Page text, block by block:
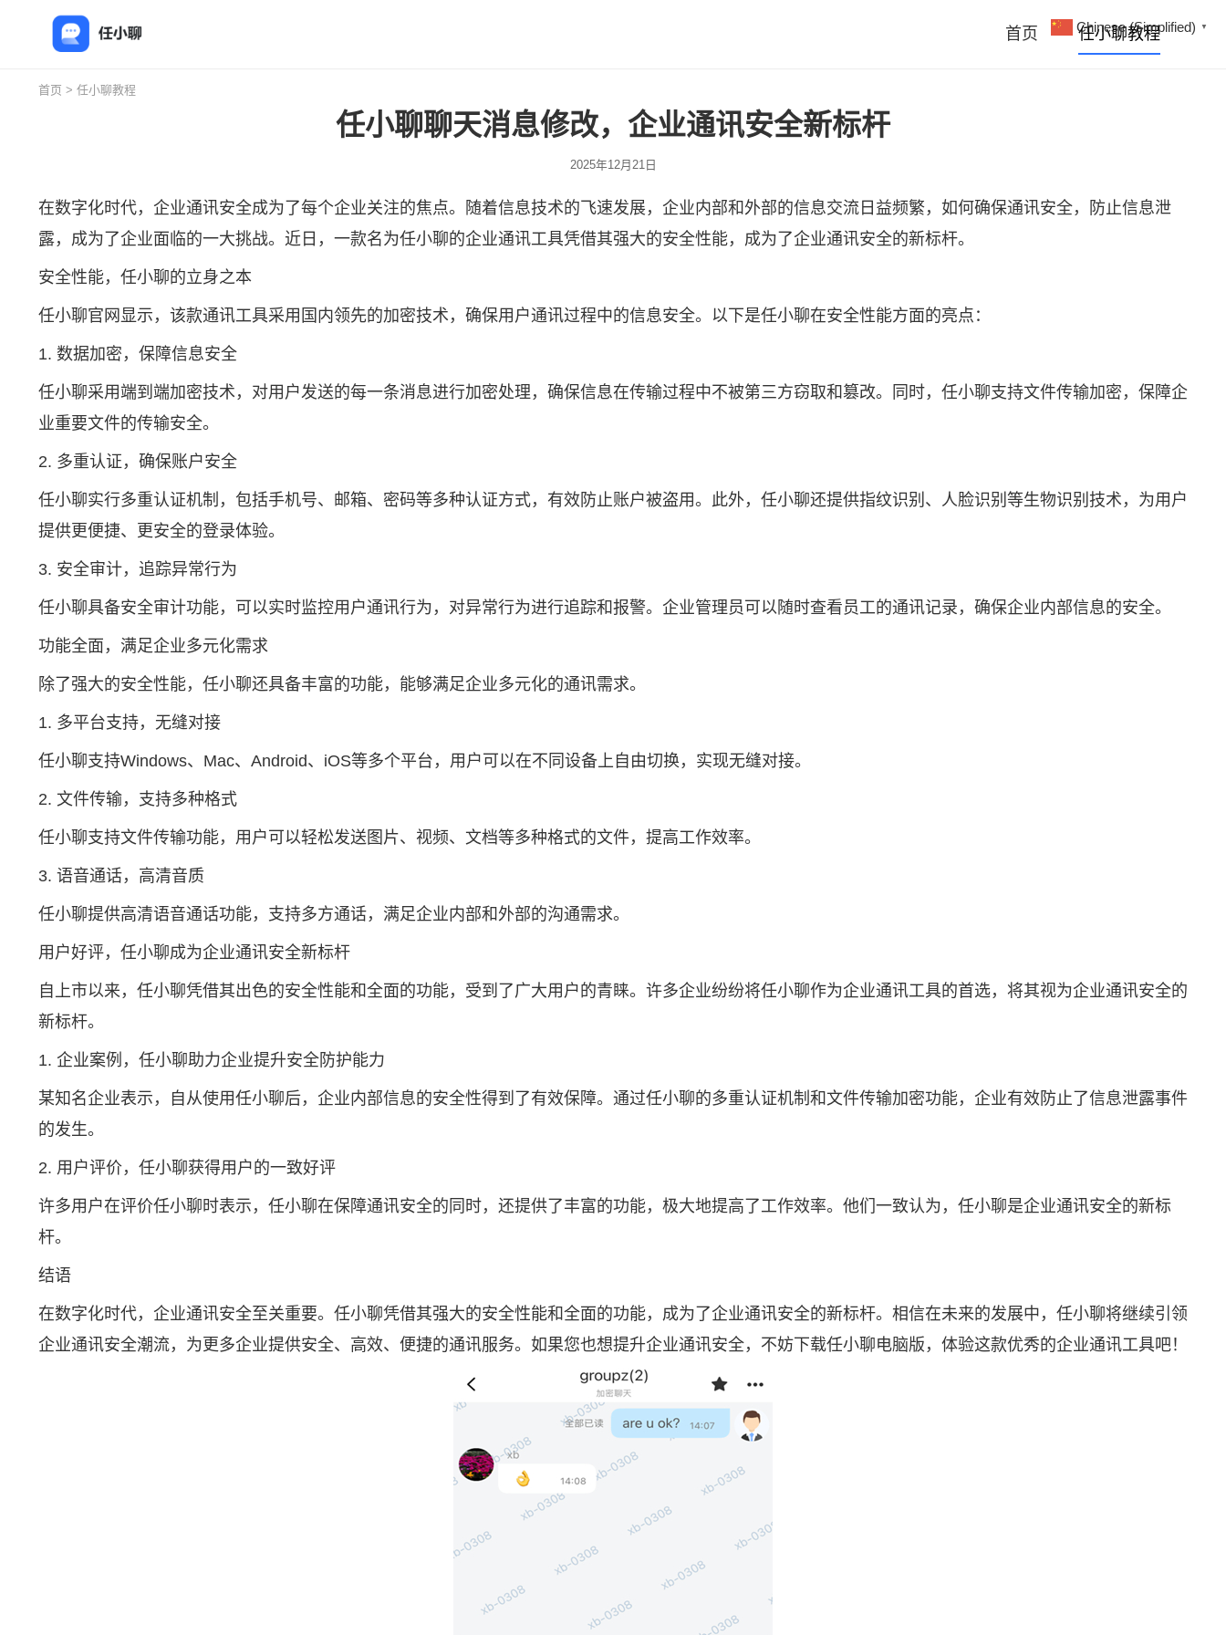
首页 任小聊教程
首页 > 任小聊教程
任小聊聊天消息修改，企业通讯安全新标杆
2025年12月21日
在数字化时代，企业通讯安全成为了每个企业关注的焦点。随着信息技术的飞速发展，企业内部和外部的信息交流日益频繁，如何确保通讯安全，防止信息泄
露，成为了企业面临的一大挑战。近日，一款名为任小聊的企业通讯工具凭借其强大的安全性能，成为了企业通讯安全的新标杆。
安全性能，任小聊的立身之本
任小聊官网 显示，该款通讯工具采用国内领先的加密技术，确保用户通讯过程中的信息安全。以下是任小聊在安全性能方面的亮点：
1. 数据加密，保障信息安全
任小聊采用端到端加密技术，对用户发送的每一条消息进行加密处理，确保信息在传输过程中不被第三方窃取和篡改。同时，任小聊支持文件传输加密，保障企
业重要文件的传输安全。
2. 多重认证，确保账户安全
任小聊实行多重认证机制，包括手机号、邮箱、密码等多种认证方式，有效防止账户被盗用。此外，任小聊还提供指纹识别、人脸识别等生物识别技术，为用户
提供更便捷、更安全的登录体验。
3. 安全审计，追踪异常行为
任小聊具备安全审计功能，可以实时监控用户通讯行为，对异常行为进行追踪和报警。企业管理员可以随时查看员工的通讯记录，确保企业内部信息的安全。
功能全面，满足企业多元化需求
除了强大的安全性能，任小聊还具备丰富的功能，能够满足企业多元化的通讯需求。
1. 多平台支持，无缝对接
任小聊支持Windows、Mac、Android、iOS等多个平台，用户可以在不同设备上自由切换，实现无缝对接。
2. 文件传输，支持多种格式
任小聊支持文件传输功能，用户可以轻松发送图片、视频、文档等多种格式的文件，提高工作效率。
3. 语音通话，高清音质
任小聊提供高清语音通话功能，支持多方通话，满足企业内部和外部的沟通需求。
用户好评，任小聊成为企业通讯安全新标杆
自上市以来，任小聊凭借其出色的安全性能和全面的功能，受到了广大用户的青睐。许多企业纷纷将任小聊作为企业通讯工具的首选，将其视为企业通讯安全的
新标杆。
1. 企业案例，任小聊助力企业提升安全防护能力
某知名企业表示，自从使用任小聊后，企业内部信息的安全性得到了有效保障。通过任小聊的多重认证机制和文件传输加密功能，企业有效防止了信息泄露事件
的发生。
2. 用户评价，任小聊获得用户的一致好评
许多用户在评价任小聊时表示，任小聊在保障通讯安全的同时，还提供了丰富的功能，极大地提高了工作效率。他们一致认为，任小聊是企业通讯安全的新标
杆。
结语
在数字化时代，企业通讯安全至关重要。任小聊凭借其强大的安全性能和全面的功能，成为了企业通讯安全的新标杆。相信在未来的发展中，任小聊将继续引领
企业通讯安全潮流，为更多企业提供安全、高效、便捷的通讯服务。如果您也想提升企业通讯安全，不妨下载任小聊电脑版，体验这款优秀的企业通讯工具吧！
Chinese (Simplified) ▼